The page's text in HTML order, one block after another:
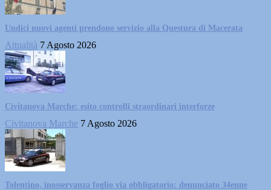
Undici nuovi agenti prendono servizio alla Questura di Macerata
Attualità 7 Agosto 2026
Civitanova Marche: esito controlli straordinari interforze
Civitanova Marche 7 Agosto 2026
Tolentino, inosservanza foglio via obbligatorio: denunciato 34enne